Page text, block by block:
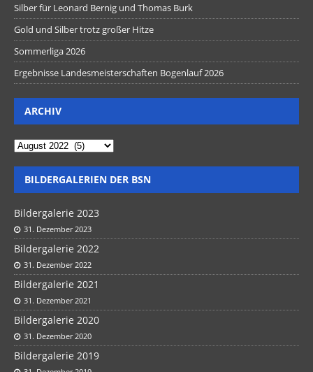
Silber für Leonard Bernig und Thomas Burk
Gold und Silber trotz großer Hitze
Sommerliga 2026
Ergebnisse Landesmeisterschaften Bogenlauf 2026
ARCHIV
BILDERGALERIEN DER BSN
Bildergalerie 2023
31. Dezember 2023
Bildergalerie 2022
31. Dezember 2022
Bildergalerie 2021
31. Dezember 2021
Bildergalerie 2020
31. Dezember 2020
Bildergalerie 2019